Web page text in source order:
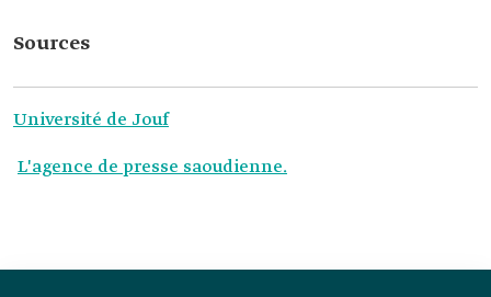
Sources
Université de Jouf
L'agence de presse saoudienne.